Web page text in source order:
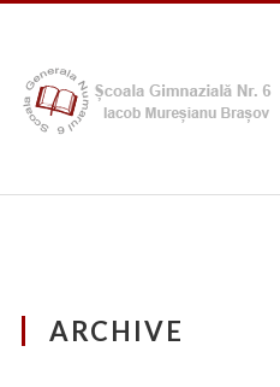
ARCHIVE